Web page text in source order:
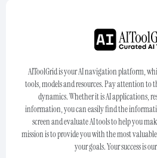
AIToolGrid is your AI navigation platform,
tools, models and resources. Pay attention to
dynamics. Whether it is AI applications,
information, you can easily find the
screen and evaluate AI tools to help you
mission is to provide you with the most
your goals. Your success is